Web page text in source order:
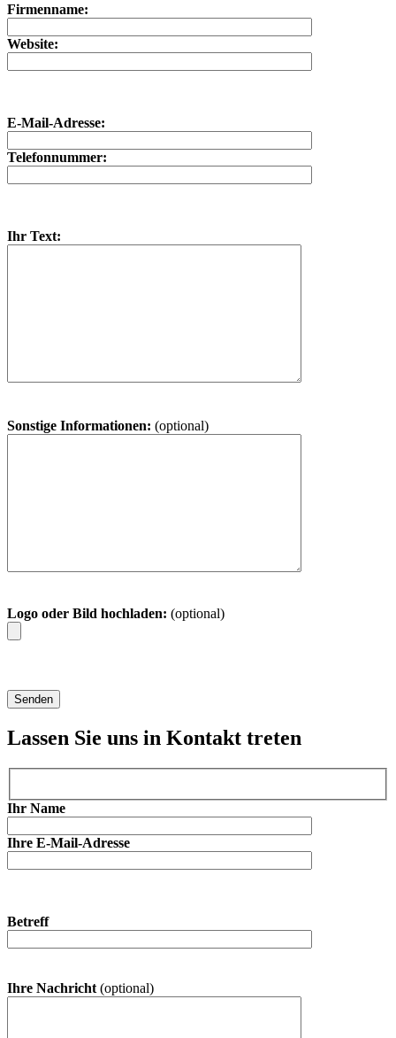
Firmenname:
Website:
E-Mail-Adresse:
Telefonnummer:
Ihr Text:
Sonstige Informationen: (optional)
Logo oder Bild hochladen: (optional)
Lassen Sie uns in Kontakt treten
Ihr Name
Ihre E-Mail-Adresse
Betreff
Ihre Nachricht (optional)